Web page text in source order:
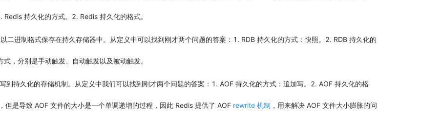
持久化的方式。2. Redis 持久化的格式。
二进制格式保存在持久存储器中。从定义中可以找到刚才两个问题的答案：1. RDB 持久化的方式：快照。2. RDB 持久化的
，分别是手动触发、自动触发以及被动触发。
到持久化的存储机制。从定义中我们可以找到刚才两个问题的答案：1. AOF 持久化的方式：追加写。2. AOF 持久化的格
是导致 AOF 文件的大小是一个单调递增的过程，因此 Redis 提供了 AOF rewrite 机制 ，用来解决 AOF 文件大小膨胀的问